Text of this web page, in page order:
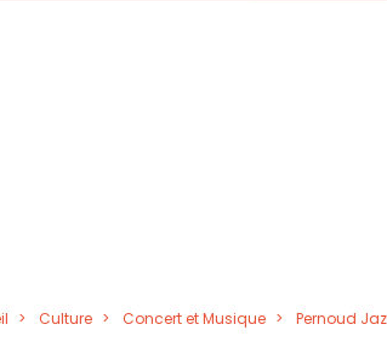
Culture Concert et Musique Pernoud